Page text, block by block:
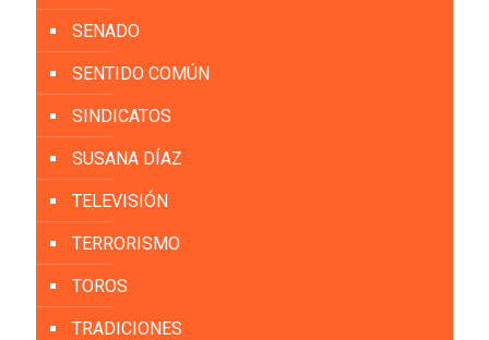
SENADO
SENTIDO COMÚN
SINDICATOS
SUSANA DÍAZ
TELEVISIÓN
TERRORISMO
TOROS
TRADICIONES